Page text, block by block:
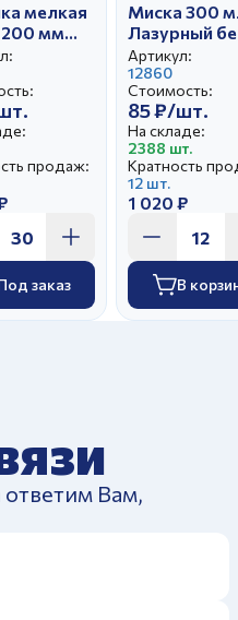
мелкая
мм
край
продаж:
заказ
Миска 300
Лазурный
эконом
Артикул:
12860
Стоимость:
85 ₽/шт.
На складе:
2388 шт.
Кратность
12 шт.
1 020 ₽
В
Вам,